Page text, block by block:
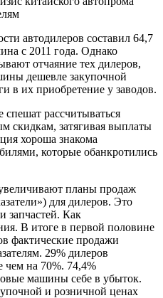
автодилеров составил 64,7
с 2011 года. Однако
отчаяние тех дилеров,
дешевле закупочной
в их приобретение у заводов.
рассчитываться
скидкам, затягивая выплаты
хороша знакома
которые обанкротились
планы продаж
для дилеров. Это
запчастей. Как
В итоге в первой половине
фактические продажи
29% дилеров
на 70%. 74,4%
машины себе в убыток.
и розничной ценах